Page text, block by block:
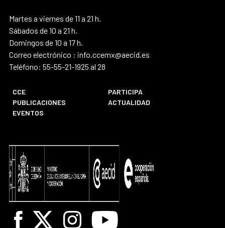
Martes a viernes de 11 a 21 h.
Sábados de 10 a 21 h.
Domingos de 10 a 17 h.
Correo electrónico : info.ccemx@aecid.es
Teléfono: 55-55-21-1925 al 28
CCE
PARTICIPA
PUBLICACIONES
ACTUALIDAD
EVENTOS
Facebook
X InstagramYoutube